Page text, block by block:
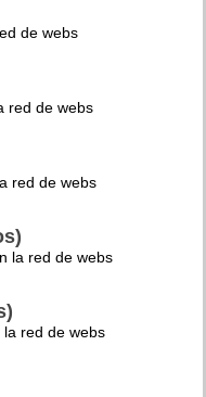
de webs
red de webs
red de webs
la red de webs
red de webs